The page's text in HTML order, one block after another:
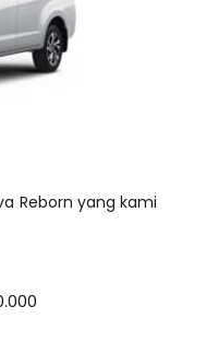
Reborn yang kami